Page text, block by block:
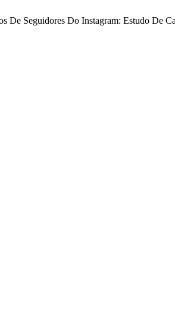
De Seguidores Do Instagram: Estudo De